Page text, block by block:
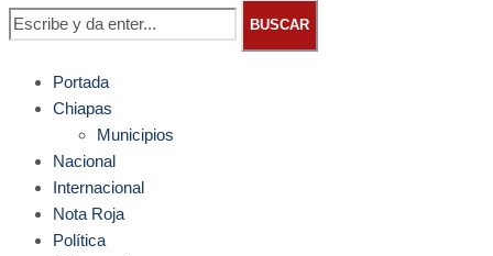
BUSCAR
Portada
Chiapas
Municipios
Nacional
Internacional
Nota Roja
Política